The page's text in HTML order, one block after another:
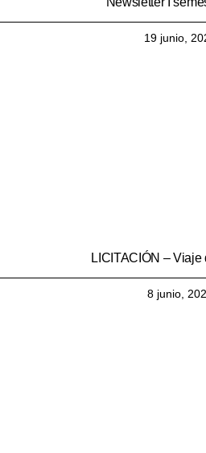
19 junio,
LICITACIÓN – Viaje
8 junio,